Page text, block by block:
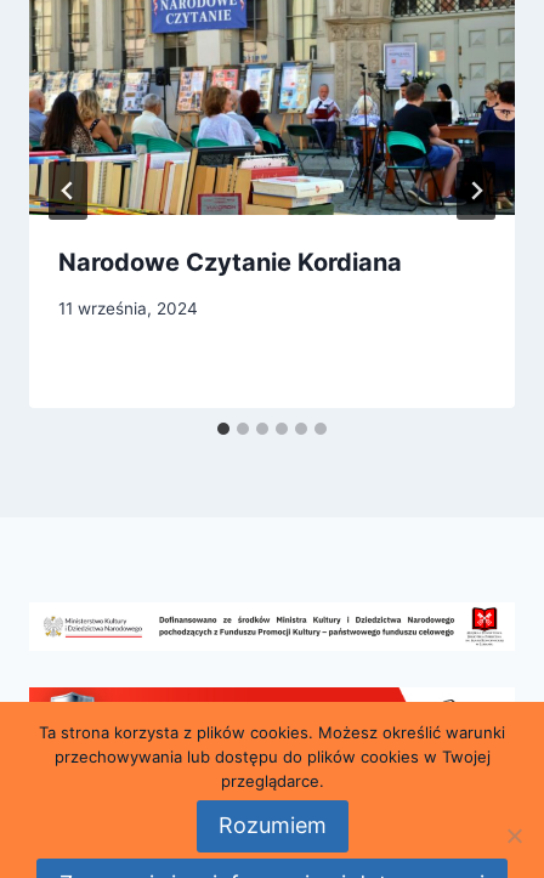
Narodowe Czytanie Kordiana
11 września, 2024
© 2026 Miejska i Powiatowa Biblioteka Publiczna
Ta strona korzysta z plików cookies. Możesz określić warunki
przechowywania lub dostępu do plików cookies w Twojej
przeglądarce.
Rozumiem